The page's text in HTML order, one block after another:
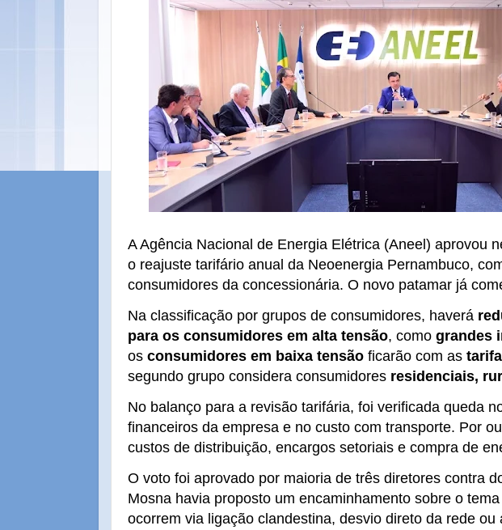
A Agência Nacional de Energia Elétrica (Aneel) aprovou
o reajuste tarifário anual da Neoenergia Pernambuco,
consumidores da concessionária. O novo patamar já
Na classificação por grupos de consumidores, haverá
para os consumidores em alta tensão, como grandes
os consumidores em baixa tensão ficarão com as
segundo grupo considera consumidores residenciais,
No balanço para a revisão tarifária, foi verificada queda
financeiros da empresa e no custo com transporte. Por
custos de distribuição, encargos setoriais e compra de
O voto foi aprovado por maioria de três diretores contra
Mosna havia proposto um encaminhamento sobre o
ocorrem via ligação clandestina, desvio direto da rede